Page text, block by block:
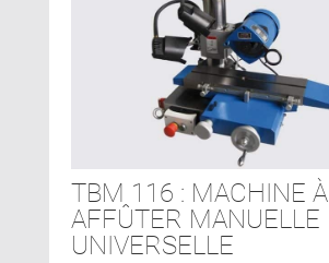
TBM 116 : MACHINE À
AFFÛTER MANUELLE
UNIVERSELLE